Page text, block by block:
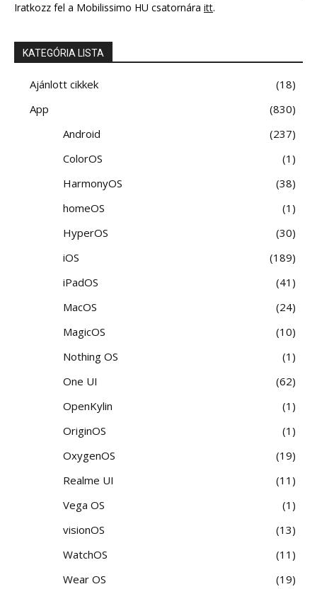
Iratkozz fel a Mobilissimo HU csatornára itt.
KATEGÓRIA LISTA
Ajánlott cikkek
18
App
830
Android
237
ColorOS
1
HarmonyOS
38
homeOS
1
HyperOS
30
iOS
189
iPadOS
41
MacOS
24
MagicOS
10
Nothing OS
1
One UI
62
OpenKylin
1
OriginOS
1
OxygenOS
19
Realme UI
11
Vega OS
1
visionOS
13
WatchOS
11
Wear OS
19